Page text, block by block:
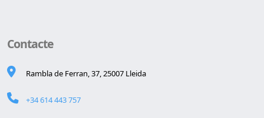
Contacte
Rambla de Ferran, 37, 25007 Lleida
+34 614 443 757